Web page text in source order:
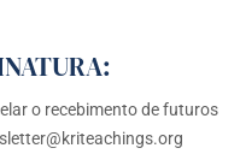
o recebimento de futuros